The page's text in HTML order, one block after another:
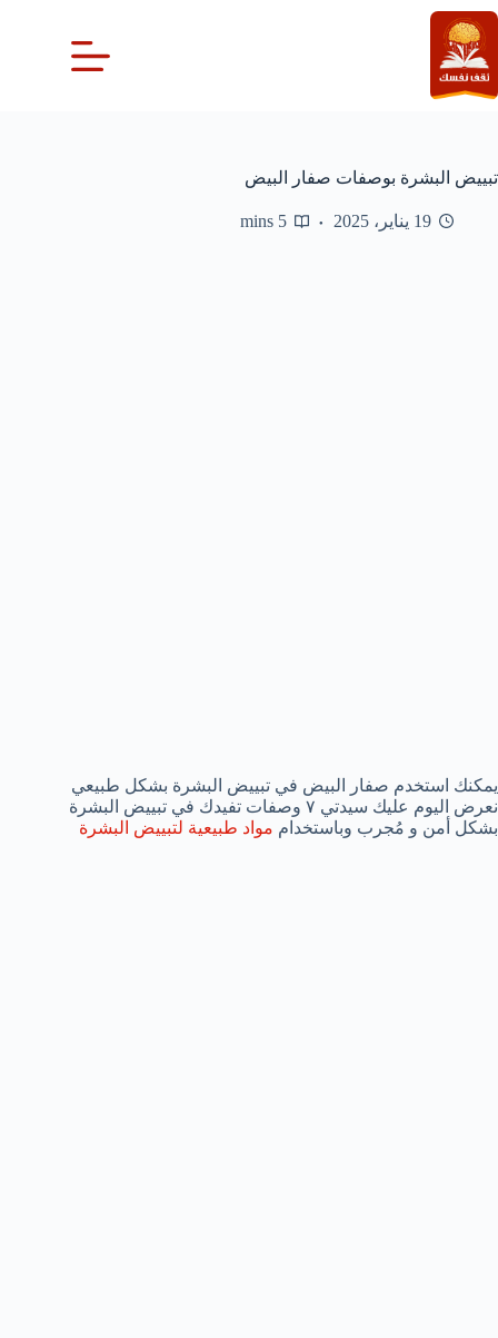
التجاوز
إلى
المحتوى
تبييض البشرة بوصفات صفار البيض
19 يناير، 2025 5 mins
يمكنك استخدم صفار البيض في تبييض البشرة بشكل طبيعي
نعرض اليوم عليك سيدتي ٧ وصفات تفيدك في تبييض البشرة
بشكل أمن و مُجرب وباستخدام مواد طبيعية لتبييض البشرة